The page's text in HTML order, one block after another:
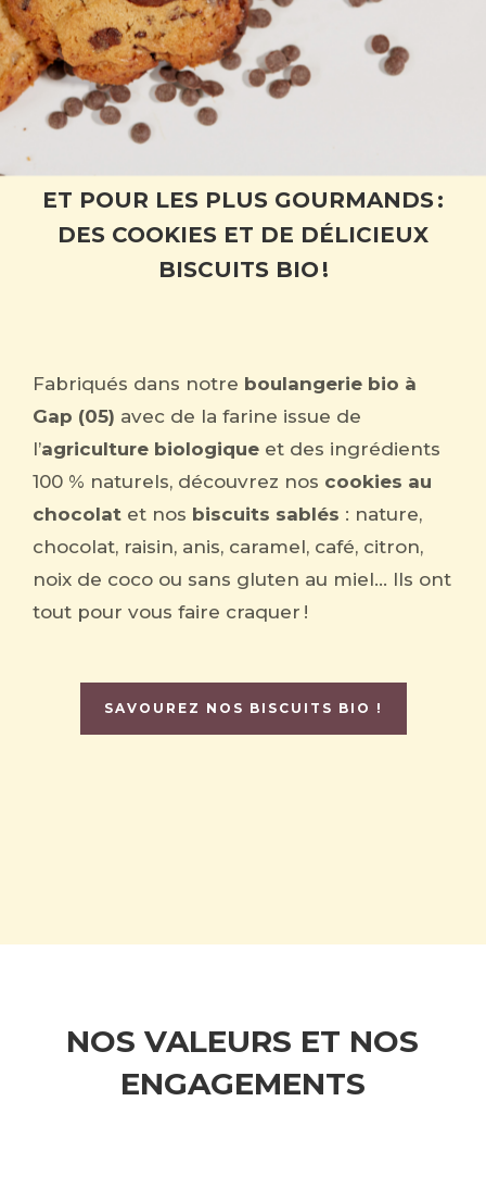
ET POUR LES PLUS GOURMANDS :
DES COOKIES ET DE DÉLICIEUX
BISCUITS BIO !
Fabriqués dans notre boulangerie bio à
Gap (05) avec de la farine issue de
l’agriculture biologique et des ingrédients
100 % naturels, découvrez nos cookies au
chocolat et nos biscuits sablés : nature,
chocolat, raisin, anis, caramel, café, citron,
noix de coco ou sans gluten au miel… Ils ont
tout pour vous faire craquer !
SAVOUREZ NOS BISCUITS BIO !
NOS VALEURS ET NOS
ENGAGEMENTS